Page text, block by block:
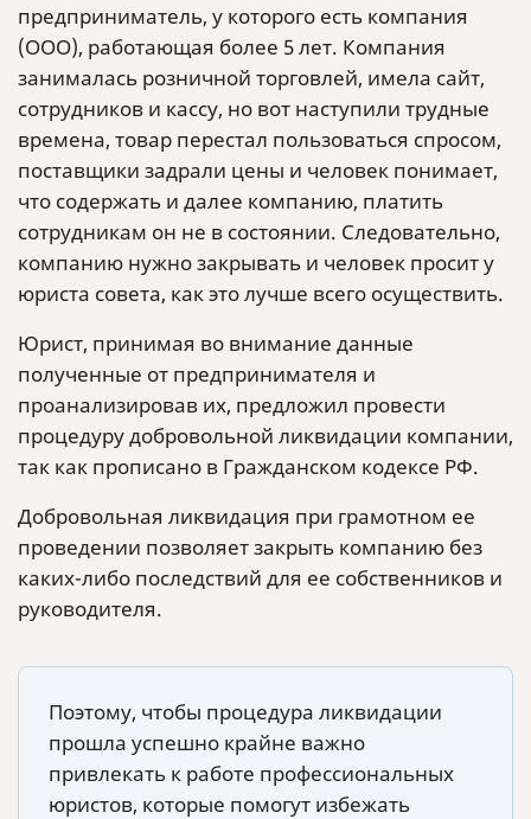
предприниматель, у которого есть компания
(ООО), работающая более 5 лет. Компания
занималась розничной торговлей, имела сайт,
сотрудников и кассу, но вот наступили трудные
времена, товар перестал пользоваться спросом,
поставщики задрали цены и человек понимает,
что содержать и далее компанию, платить
сотрудникам он не в состоянии. Следовательно,
компанию нужно закрывать и человек просит у
юриста совета, как это лучше всего осуществить.
Юрист, принимая во внимание данные
полученные от предпринимателя и
проанализировав их, предложил провести
процедуру добровольной ликвидации компании,
так как прописано в Гражданском кодексе РФ.
Добровольная ликвидация при грамотном ее
проведении позволяет закрыть компанию без
каких-либо последствий для ее собственников и
руководителя.
Поэтому, чтобы процедура ликвидации
прошла успешно крайне важно
привлекать к работе профессиональных
юристов, которые помогут избежать